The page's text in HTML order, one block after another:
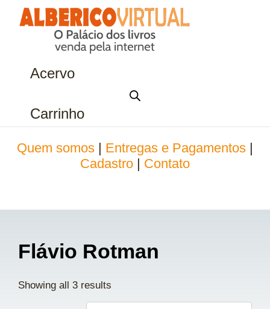
Acervo
Carrinho
Quem somos Entregas e Pagamentos
Cadastro
Contato
Flávio Rotman
Showing all 3 results